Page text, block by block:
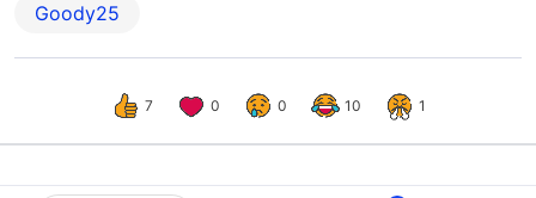
Goody25
7 0 0 10 1